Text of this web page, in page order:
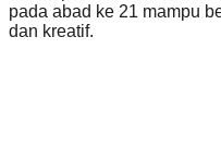
pada abad ke 21 mampu
dan kreatif.